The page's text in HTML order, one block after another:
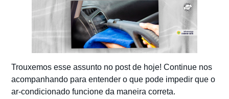
Trouxemos esse assunto no post de hoje! Continue nos
acompanhando para entender o que pode impedir que o
ar-condicionado funcione da maneira correta.